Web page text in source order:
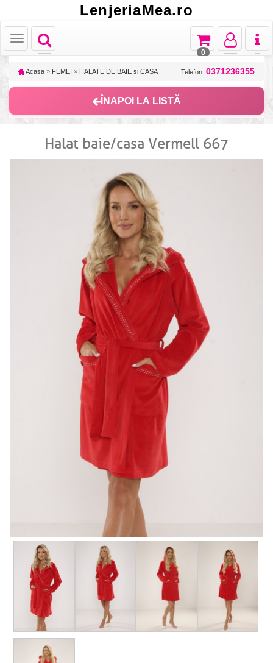
LenjeriaMea.ro
Toggle
navigation
Toggle
Toggle
navigation
Toggle
navigation
Toggle
navigation
0
Acasa » FEMEI » HALATE DE BAIE si CASA Telefon: 0371236355
ÎNAPOI LA LISTĂ
Halat baie/casa Vermell 667